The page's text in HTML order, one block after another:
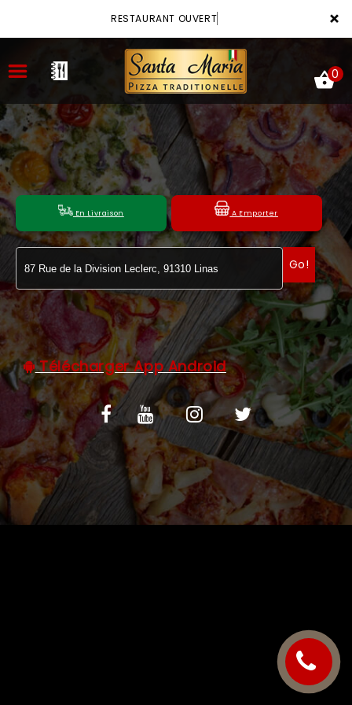
×
RESTAURANT OUVERT
ACCUEIL
LA CARTE
VOTRE COMPTE
NOTRE RESTAURANT
VOS AVIS
MENTIONS LÉGALES
C.G.V
0
En Livraison A Emporter
Go!
Télécharger App Android